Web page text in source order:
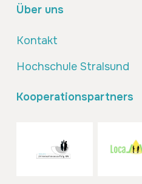
Über uns
Kontakt
Hochschule Stralsund
Kooperationspartners